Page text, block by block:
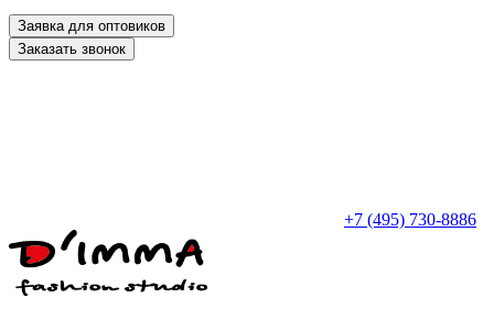
Заявка для оптовиков
Заказать звонок
+7 (495) 730-8886